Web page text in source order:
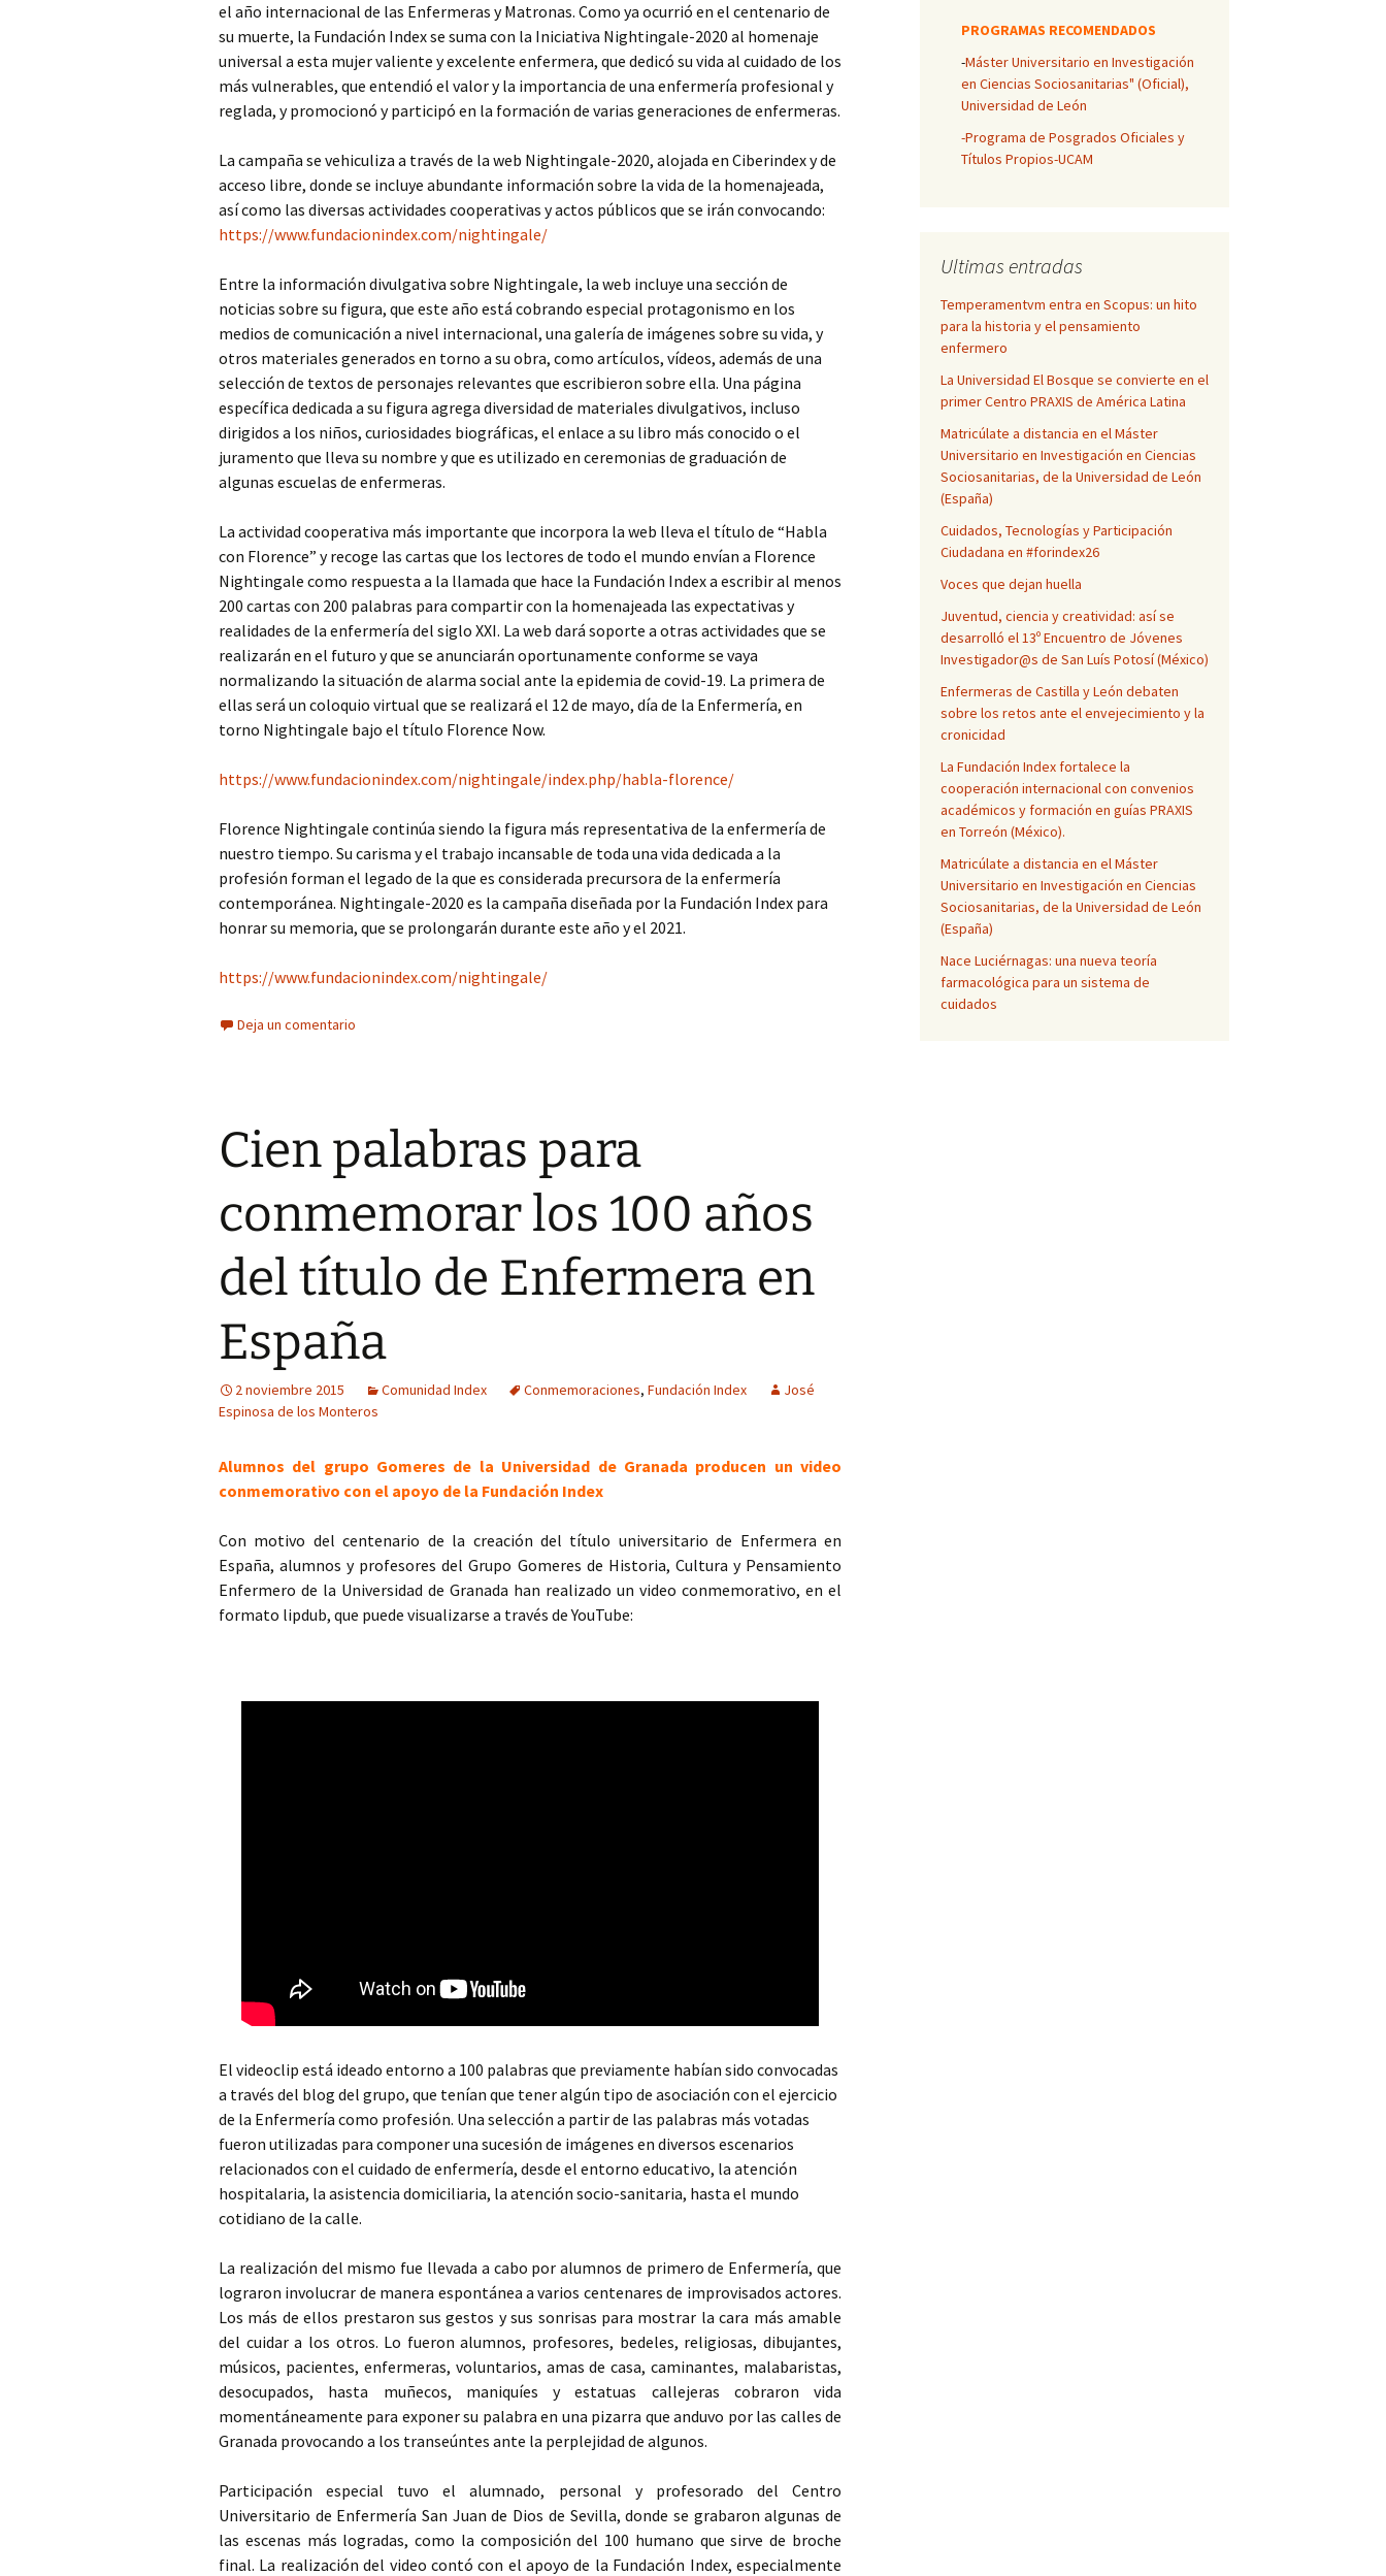
el año internacional de las Enfermeras y Matronas. Como ya ocurrió en el centenario de
su muerte, la Fundación Index se suma con la Iniciativa Nightingale-2020 al homenaje
universal a esta mujer valiente y excelente enfermera, que dedicó su vida al cuidado de los
más vulnerables, que entendió el valor y la importancia de una enfermería profesional y
reglada, y promocionó y participó en la formación de varias generaciones de enfermeras.
La campaña se vehiculiza a través de la web Nightingale-2020, alojada en Ciberindex y de
acceso libre, donde se incluye abundante información sobre la vida de la homenajeada,
así como las diversas actividades cooperativas y actos públicos que se irán convocando:
https://www.fundacionindex.com/nightingale/
Entre la información divulgativa sobre Nightingale, la web incluye una sección de
noticias sobre su figura, que este año está cobrando especial protagonismo en los
medios de comunicación a nivel internacional, una galería de imágenes sobre su vida, y
otros materiales generados en torno a su obra, como artículos, vídeos, además de una
selección de textos de personajes relevantes que escribieron sobre ella. Una página
específica dedicada a su figura agrega diversidad de materiales divulgativos, incluso
dirigidos a los niños, curiosidades biográficas, el enlace a su libro más conocido o el
juramento que lleva su nombre y que es utilizado en ceremonias de graduación de
algunas escuelas de enfermeras.
La actividad cooperativa más importante que incorpora la web lleva el título de “Habla
con Florence” y recoge las cartas que los lectores de todo el mundo envían a Florence
Nightingale como respuesta a la llamada que hace la Fundación Index a escribir al menos
200 cartas con 200 palabras para compartir con la homenajeada las expectativas y
realidades de la enfermería del siglo XXI. La web dará soporte a otras actividades que se
realizarán en el futuro y que se anunciarán oportunamente conforme se vaya
normalizando la situación de alarma social ante la epidemia de covid-19. La primera de
ellas será un coloquio virtual que se realizará el 12 de mayo, día de la Enfermería, en
torno Nightingale bajo el título Florence Now.
https://www.fundacionindex.com/nightingale/index.php/habla-florence/
Florence Nightingale continúa siendo la figura más representativa de la enfermería de
nuestro tiempo. Su carisma y el trabajo incansable de toda una vida dedicada a la
profesión forman el legado de la que es considerada precursora de la enfermería
contemporánea. Nightingale-2020 es la campaña diseñada por la Fundación Index para
honrar su memoria, que se prolongarán durante este año y el 2021.
https://www.fundacionindex.com/nightingale/
Deja un comentario
Cien palabras para
conmemorar los 100 años
del título de Enfermera en
España
2 noviembre 2015 Comunidad Index Conmemoraciones, Fundación Index
José
Espinosa de los Monteros
Alumnos del grupo Gomeres de la Universidad de Granada producen un video
conmemorativo con el apoyo de la Fundación Index
Con motivo del centenario de la creación del título universitario de Enfermera en
España, alumnos y profesores del Grupo Gomeres de Historia, Cultura y Pensamiento
Enfermero de la Universidad de Granada han realizado un video conmemorativo, en el
formato lipdub, que puede visualizarse a través de YouTube:
El videoclip está ideado entorno a 100 palabras que previamente habían sido convocadas
a través del blog del grupo, que tenían que tener algún tipo de asociación con el ejercicio
de la Enfermería como profesión. Una selección a partir de las palabras más votadas
fueron utilizadas para componer una sucesión de imágenes en diversos escenarios
relacionados con el cuidado de enfermería, desde el entorno educativo, la atención
hospitalaria, la asistencia domiciliaria, la atención socio-sanitaria, hasta el mundo
cotidiano de la calle.
La realización del mismo fue llevada a cabo por alumnos de primero de Enfermería, que
lograron involucrar de manera espontánea a varios centenares de improvisados actores.
Los más de ellos prestaron sus gestos y sus sonrisas para mostrar la cara más amable
del cuidar a los otros. Lo fueron alumnos, profesores, bedeles, religiosas, dibujantes,
músicos, pacientes, enfermeras, voluntarios, amas de casa, caminantes, malabaristas,
desocupados, hasta muñecos, maniquíes y estatuas callejeras cobraron vida
momentáneamente para exponer su palabra en una pizarra que anduvo por las calles de
Granada provocando a los transeúntes ante la perplejidad de algunos.
Participación especial tuvo el alumnado, personal y profesorado del Centro
Universitario de Enfermería San Juan de Dios de Sevilla, donde se grabaron algunas de
las escenas más logradas, como la composición del 100 humano que sirve de broche
final. La realización del video contó con el apoyo de la Fundación Index, especialmente
PROGRAMAS RECOMENDADOS
-Máster Universitario en Investigación
en Ciencias Sociosanitarias" (Oficial),
Universidad de León
-Programa de Posgrados Oficiales y
Títulos Propios-UCAM
Ultimas entradas
Temperamentvm entra en Scopus: un hito
para la historia y el pensamiento
enfermero
La Universidad El Bosque se convierte en el
primer Centro PRAXIS de América Latina
Matricúlate a distancia en el Máster
Universitario en Investigación en Ciencias
Sociosanitarias, de la Universidad de León
(España)
Cuidados, Tecnologías y Participación
Ciudadana en #forindex26
Voces que dejan huella
Juventud, ciencia y creatividad: así se
desarrolló el 13º Encuentro de Jóvenes
Investigador@s de San Luís Potosí (México)
Enfermeras de Castilla y León debaten
sobre los retos ante el envejecimiento y la
cronicidad
La Fundación Index fortalece la
cooperación internacional con convenios
académicos y formación en guías PRAXIS
en Torreón (México).
Matricúlate a distancia en el Máster
Universitario en Investigación en Ciencias
Sociosanitarias, de la Universidad de León
(España)
Nace Luciérnagas: una nueva teoría
farmacológica para un sistema de
cuidados